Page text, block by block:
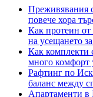
Преживявания
повече хора
Как протеин от
на усещането
Как комплекти
много комфорт
Рафтинг по
баланс между
Апартаменти в